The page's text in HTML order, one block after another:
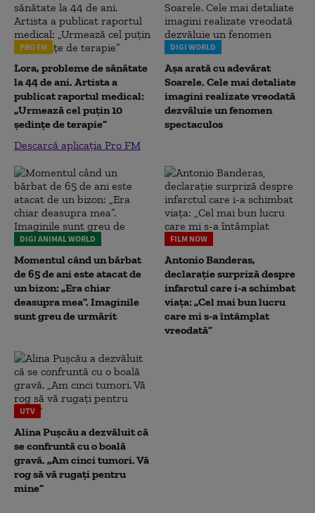
PRO FM
Lora, probleme de sănătate
la 44 de ani. Artista a
publicat raportul medical:
„Urmează cel puțin 10
ședințe de terapie”
Descarcă aplicația Pro FM
DIGI WORLD
Așa arată cu adevărat
Soarele. Cele mai detaliate
imagini realizate vreodată
dezvăluie un fenomen
spectaculos
DIGI ANIMAL WORLD
Momentul când un bărbat
de 65 de ani este atacat de
un bizon: „Era chiar
deasupra mea”. Imaginile
sunt greu de urmărit
FILM NOW
Antonio Banderas,
declarație surpriză despre
infarctul care i-a schimbat
viața: „Cel mai bun lucru
care mi s-a întâmplat
vreodată”
UTV
Alina Pușcău a dezvăluit că
se confruntă cu o boală
gravă. „Am cinci tumori. Vă
rog să vă rugați pentru
mine”